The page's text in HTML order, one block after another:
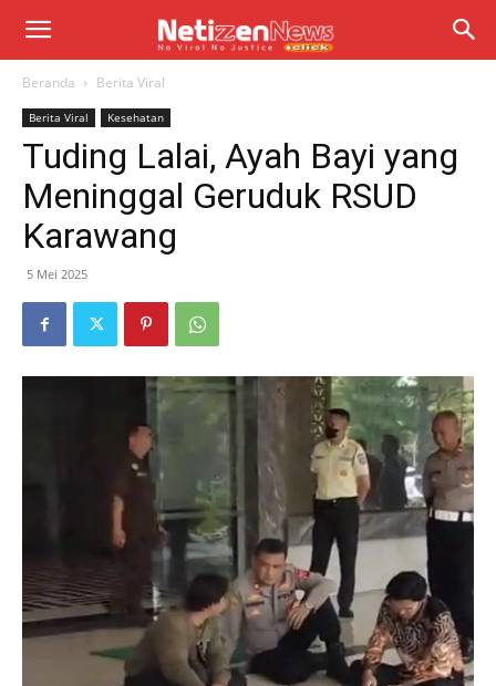
Beranda Berita Viral
Berita Viral Kesehatan
Tuding Lalai, Ayah Bayi yang
Meninggal Geruduk RSUD
Karawang
5 Mei 2025